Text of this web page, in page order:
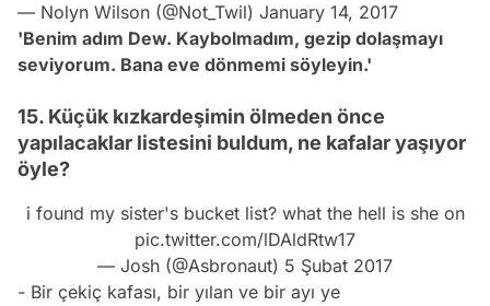
— Nolyn Wilson (@Not_Twil) January 14, 2017
'Benim adım Dew. Kaybolmadım, gezip dolaşmayı
seviyorum. Bana eve dönmemi söyleyin.'
15. Küçük kızkardeşimin ölmeden önce
yapılacaklar listesini buldum, ne kafalar yaşıyor
öyle?
i found my sister's bucket list? what the hell is she on
pic.twitter.com/lDAldRtw17
— Josh (@Asbronaut) 5 Şubat 2017
- Bir çekiç kafası, bir yılan ve bir ayı ye